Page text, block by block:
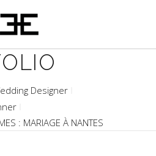
Designer
: MARIAGE À NANTES